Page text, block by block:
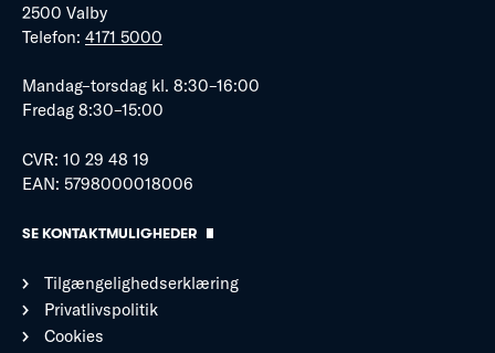
2500 Valby
Telefon: 4171 5000
Mandag–torsdag kl. 8:30–16:00
Fredag 8:30–15:00
CVR: 10 29 48 19
EAN: 5798000018006
SE KONTAKTMULIGHEDER
Tilgængelighedserklæring
Privatlivspolitik
Cookies